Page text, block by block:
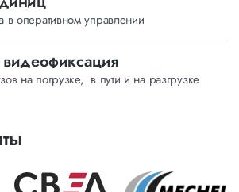
в оперативном управлении
на погрузке, в пути и на разгрузке